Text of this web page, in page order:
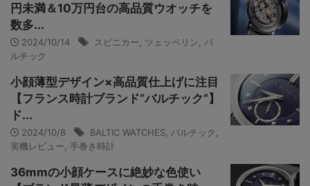
円未満＆10万円台の高品質ウオッチを
数多...
2024/10/14 スピニカー ツェッペリン
バ
ルチック
小顔薄型デザイン×高品質仕上げに注目
【フランス時計ブランド“バルチック”】
ド...
2024/10/8 BALTIC WATCHES バルチック
実機レビュー 手巻き時計
36mmの小顔ケースに絶妙な色使い